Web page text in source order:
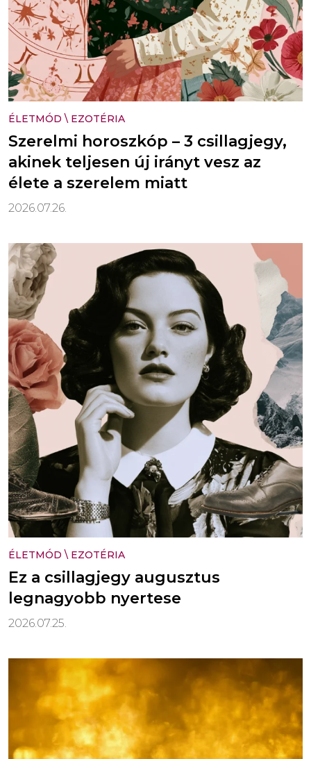
ÉLETMÓD \ EZOTÉRIA
Szerelmi horoszkóp – 3 csillagjegy,
akinek teljesen új irányt vesz az
élete a szerelem miatt
2026.07.26.
ÉLETMÓD \ EZOTÉRIA
Ez a csillagjegy augusztus
legnagyobb nyertese
2026.07.25.